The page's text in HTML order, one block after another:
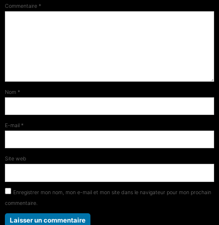
Commentaire *
Nom *
E-mail *
Site web
Enregistrer mon nom, mon e-mail et mon site dans le navigateur pour mon prochain
commentaire.